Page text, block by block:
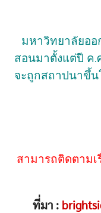
มหาวิทยาลัยออ
สอนมาตั้งแต่ปี ค
จะถูกสถาปนาขึ้น
สามารถติดตามเ
ที่มา :